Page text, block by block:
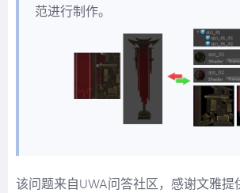
范进行制作。
该问题来自UWA问答社区，感谢文雅提